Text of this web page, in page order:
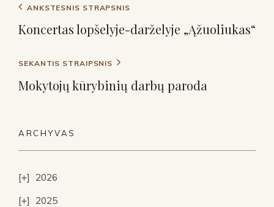
ANKSTESNIS STRAPSNIS
Koncertas lopšelyje-darželyje „Ąžuoliukas“
SEKANTIS STRAIPSNIS
Mokytojų kūrybinių darbų paroda
ARCHYVAS
2026
2025